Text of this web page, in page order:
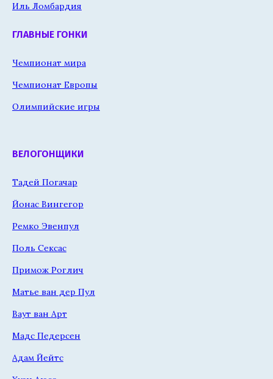
Иль Ломбардия
ГЛАВНЫЕ ГОНКИ
Чемпионат мира
Чемпионат Европы
Олимпийские игры
ВЕЛОГОНЩИКИ
Тадей Погачар
Йонас Вингегор
Ремко Эвенпул
Поль Сексас
Примож Роглич
Матье ван дер Пул
Ваут ван Арт
Мадс Педерсен
Адам Йейтс